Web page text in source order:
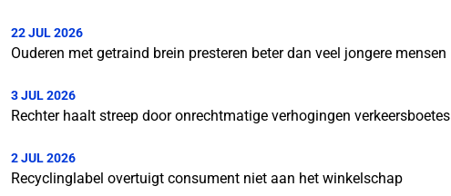
22 JUL 2026
Ouderen met getraind brein presteren beter dan veel jongere mensen
3 JUL 2026
Rechter haalt streep door onrechtmatige verhogingen verkeersboetes
2 JUL 2026
Recyclinglabel overtuigt consument niet aan het winkelschap